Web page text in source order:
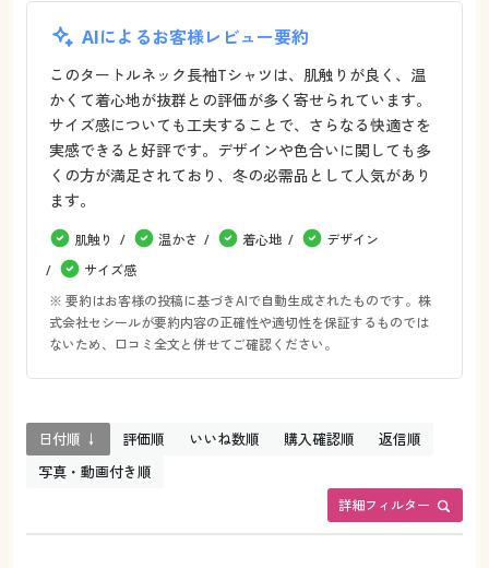
AIによるお客様レビュー要約
このタートルネック長袖Tシャツは、肌触りが良く、温
かくて着心地が抜群との評価が多く寄せられています。
サイズ感についても工夫することで、さらなる快適さを
実感できると好評です。デザインや色合いに関しても多
くの方が満足されており、冬の必需品として人気があり
ます。
肌触り 温かさ 着心地
デザイン
サイズ感
※ 要約はお客様の投稿に基づきAIで自動生成されたものです。株
式会社セシールが要約内容の正確性や適切性を保証するものでは
ないため、口コミ全文と併せてご確認ください。
詳細フィルター
日付順 ↓ 評価順 いいね数順 購入確認順
返信順
写真・動画付き順